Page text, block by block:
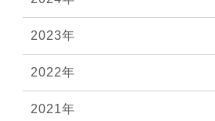
2023年
2022年
2021年